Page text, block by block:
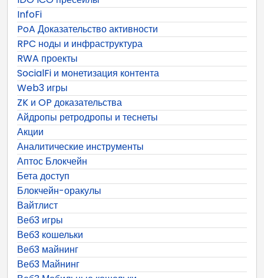
InfoFi
PoA Доказательство активности
RPC ноды и инфраструктура
RWA проекты
SocialFi и монетизация контента
Web3 игры
ZK и OP доказательства
Айдропы ретродропы и теснеты
Акции
Аналитические инструменты
Аптос Блокчейн
Бета доступ
Блокчейн-оракулы
Вайтлист
Веб3 игры
Веб3 кошельки
Веб3 майнинг
Веб3 Майнинг